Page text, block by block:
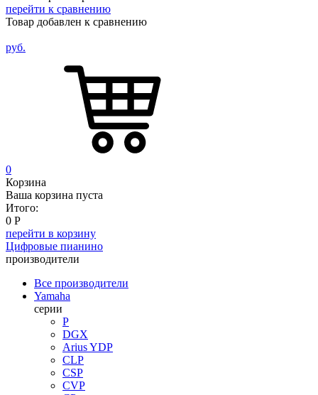
перейти к сравнению
Товар добавлен к сравнению
руб.
0
Корзина
Ваша корзина пуста
Итого:
0 Р
перейти в корзину
Цифровые пианино
производители
Все производители
Yamaha
серии
P
DGX
Arius YDP
CLP
CSP
CVP